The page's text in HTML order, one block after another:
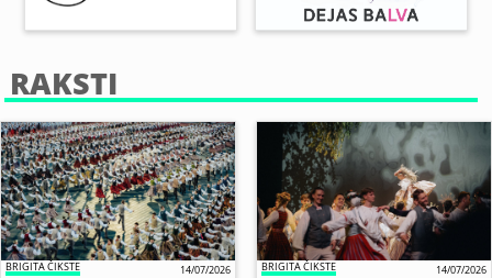
RAKSTI
BRIGITA ČIKSTE 14/07/2026 BRIGITA ČIKSTE 14/07/2026